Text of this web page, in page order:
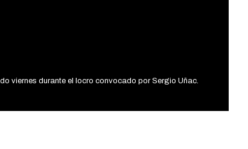
viernes durante el locro convocado por Sergio Uñac.